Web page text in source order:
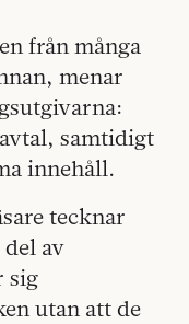
från många
menar
samtidigt
innehåll.
tecknar
av
sig
utan att de